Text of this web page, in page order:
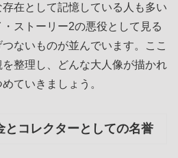
在として記憶している人も多い
ストーリー2の悪役として見る
ないものが並んでいます。ここ
整理し、どんな大人像が描かれ
ていきましょう。
とコレクターとしての名誉